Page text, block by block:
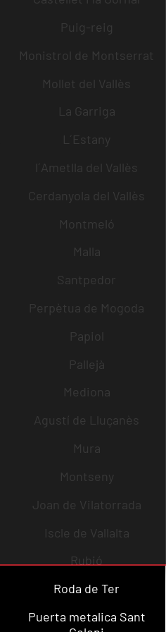
Puig-reig
Monistrol de Montserrat
Mollet del Vallès
La Garriga
L´Estany
l´Ametlla del Vallès
Cerdanyola del Vallès
Montmeló
Malla
Santpedor
Perpètua de Mogoda
Papiol
Pallejà
Mediona
Agustí de Lluçanès
Mura
Montseny
Joan de Vilatorrada
Iscle de Vallalta
Rubió
Roda de Ter
Puerta metalica Sant